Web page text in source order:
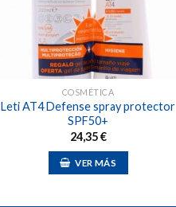
COSMÉTICA
Leti AT4 Defense spray protector
SPF50+
24,35€
VER MÁS